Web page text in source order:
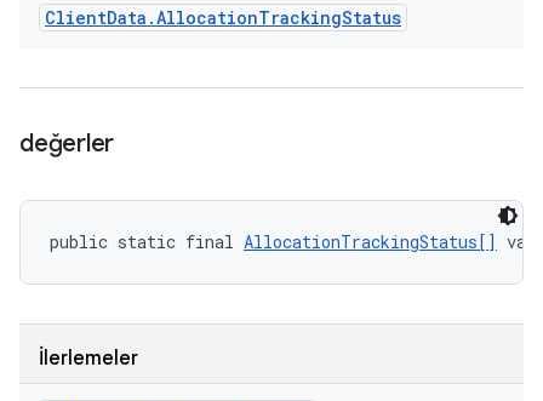
ClientData .AllocationTrackingStatus
değerler
public static final AllocationTrackingStatus[]
İlerlemeler